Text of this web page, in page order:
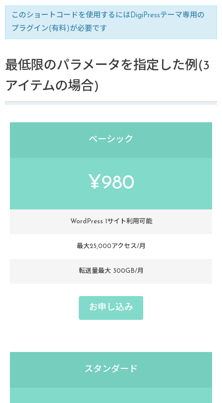
このショートコードを使用するにはDigiPressテーマ専用の
プラグイン(有料)が必要です
最低限のパラメータを指定した例(3
アイテムの場合)
ベーシック
¥980
WordPress 1サイト利用可能
最大25,000アクセス/月
転送量最大 300GB/月
お申し込み
スタンダード